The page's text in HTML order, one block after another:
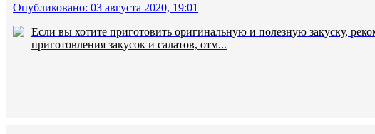
Опубликовано: 03 августа 2020, 19:01
Если вы хотите приготовить оригинальную и полезную закуску,
приготовления закусок и салатов, отм...